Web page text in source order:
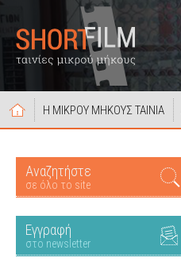
Η ΜΙΚΡΟΥ ΜΗΚΟΥΣ ΤΑΙΝΙΑ
Αναζητήστε
σε όλο το site
Εγγραφή
στο newsletter